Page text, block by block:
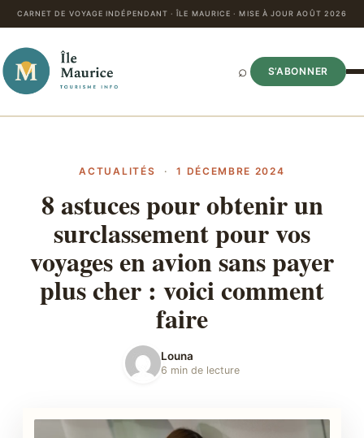
CARNET DE VOYAGE INDÉPENDANT · ÎLE MAURICE · MISE À JOUR AOÛT 2026
⌕ S’ABONNER
ACTUALITÉS · 1 DÉCEMBRE 2024
8 astuces pour obtenir un
surclassement pour vos
voyages en avion sans payer
plus cher : voici comment
faire
Louna
6 min de lecture